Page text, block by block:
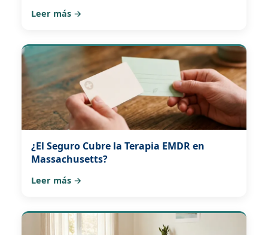
Leer más →
¿El Seguro Cubre la Terapia EMDR en
Massachusetts?
Leer más →